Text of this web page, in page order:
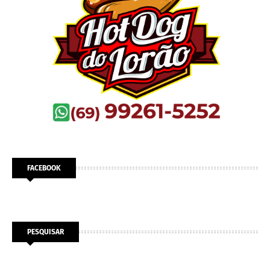
FACEBOOK
PESQUISAR